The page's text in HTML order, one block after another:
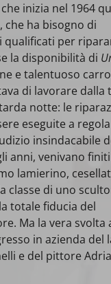
inizia nel 1964
, che ha bisogno di
qualificati per
la disponibilità di
e talentuoso
di lavorare dalla
notte: le
eseguite a regola
insindacabile
anni, venivano
lamierino,
classe di uno
totale fiducia del
Ma la vera svolta
in azienda del
e del pittore